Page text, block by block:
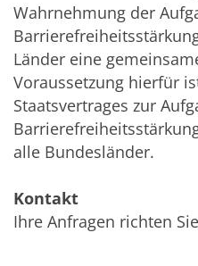
Wahrnehmung der
Länder eine
Voraussetzung hierfür
Staatsvertrages zur
alle Bundesländer.
Kontakt
Ihre Anfragen richten